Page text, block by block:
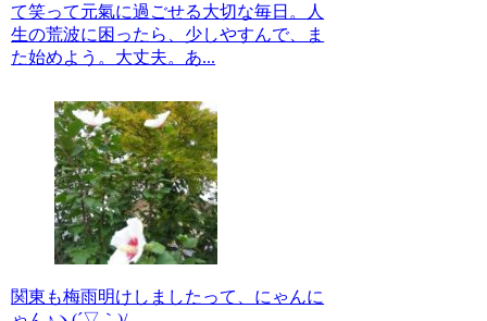
て笑って元氣に過ごせる大切な毎日。人
生の荒波に困ったら、少しやすんで、ま
た始めよう。大丈夫。あ...
関東も梅雨明けしましたって、にゃんに